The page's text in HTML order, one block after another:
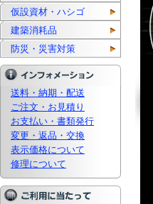
仮設資材・ハシゴ
建築消耗品
防災・災害対策
送料・納期・配送
ご注文・お見積り
お支払い・書類発行
変更・返品・交換
表示価格について
修理について